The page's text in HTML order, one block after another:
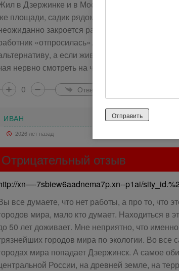
в Дзержинке и в Москве по нескольку лет.
площади, садик рядом и т. п. ) в Москве жить
закроется раньше, то в Сбербанке
«отпросилась»… В Москве в
а если живешь рядом с метро,
нервно смотреть на часы и думать о
0
Ответить
ИВАН
2026 лет назад
Отрицательный отзыв
xn—-7sbiew6aadnema7p.xn--p1ai/
все думаете, что нет работы, а про то, что
мира, мало кто думает. Находиться в
50 лет доживает. Мне неприятно, что
городов мира по экологии. Во все
мира попадает Дзержинск. А самое
России, на древней земле, на